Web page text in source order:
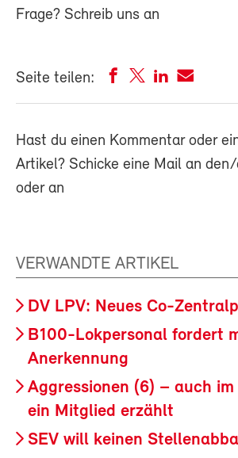
Frage? Schreib uns an
Seite teilen:
Hast du einen Kommentar oder
Artikel? Schicke eine Mail an
oder an
VERWANDTE ARTIKEL
DV LPV: Neues Co-
B100-Lokpersonal fordert
Anerkennung
Aggressionen (6) – auch im
ein Mitglied erzählt
SEV will keinen